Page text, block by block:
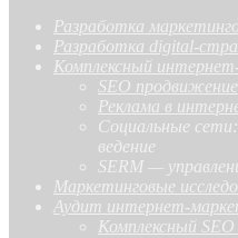
Разработка
Разработка digital-
Комплексный
SEO продвижение
Реклама в
Социальные
ведение
SERM —
Маркетинговые
Аудит интернет-
Комплексный